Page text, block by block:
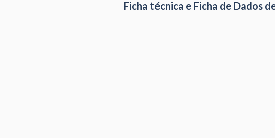
Ficha técnica e Ficha de Dados